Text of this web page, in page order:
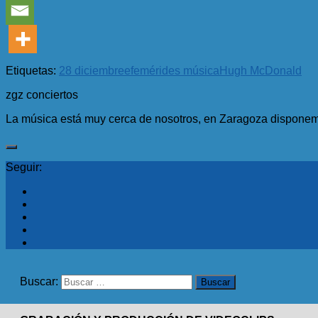
Etiquetas: 28 diciembreefemérides música Hugh McDonald
zgz conciertos
La música está muy cerca de nosotros, en Zaragoza
Seguir:
Buscar: